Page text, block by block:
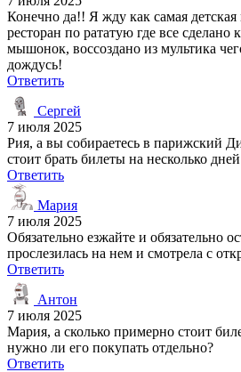
Конечно да!! Я жду как самая
ресторан по рататую где все сделано
мышонок, воссоздано из мультика
дождусь!
Ответить
Сергей
7 июля 2025
Рия, а вы собираетесь в парижский
стоит брать билеты на несколько
Ответить
Мария
7 июля 2025
Обязательно езжайте и обязательно
прослезилась на нем и смотрела с
Ответить
Антон
7 июля 2025
Мария, а сколько примерно стоит
нужно ли его покупать отдельно?
Ответить